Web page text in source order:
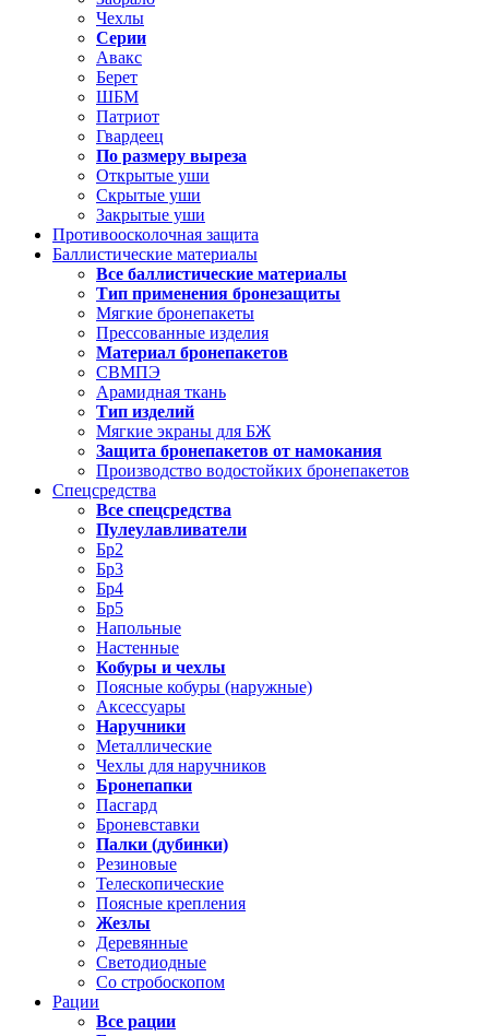
Чехлы
Серии
Авакс
Берет
ШБМ
Патриот
Гвардеец
По размеру выреза
Открытые уши
Скрытые уши
Закрытые уши
Противоосколочная защита
Баллистические материалы
Все баллистические материалы
Тип применения бронезащиты
Мягкие бронепакеты
Прессованные изделия
Материал бронепакетов
СВМПЭ
Арамидная ткань
Тип изделий
Мягкие экраны для БЖ
Защита бронепакетов от намокания
Производство водостойких бронепакетов
Спецсредства
Все спецсредства
Пулеулавливатели
Бр2
Бр3
Бр4
Бр5
Напольные
Настенные
Кобуры и чехлы
Поясные кобуры (наружные)
Аксессуары
Наручники
Металлические
Чехлы для наручников
Бронепапки
Пасгард
Броневставки
Палки (дубинки)
Резиновые
Телескопические
Поясные крепления
Жезлы
Деревянные
Светодиодные
Со стробоскопом
Рации
Все рации